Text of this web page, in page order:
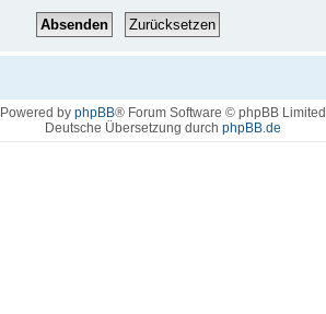
Powered by phpBB® Forum Software © phpBB Limited
Deutsche Übersetzung durch phpBB.de